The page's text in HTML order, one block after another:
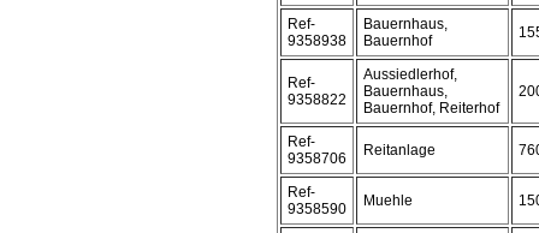
Ref-
9358938
Bauernhaus,
Bauernhof
Ref-
9358822
Aussiedlerhof,
Bauernhaus,
Bauernhof, Reiterhof
Ref-
9358706
Reitanlage
Ref-
9358590
Muehle